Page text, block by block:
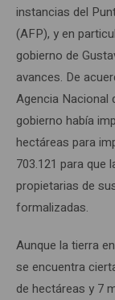
instancias del
(AFP), y en
gobierno de
avances. De
Agencia Nacional
gobierno había
hectáreas para
703.121 para que
propietarias de
formalizadas.
Aunque la tierra
se encuentra
de hectáreas y 7